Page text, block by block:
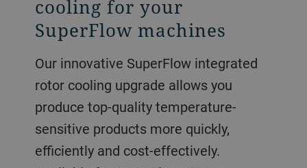
cooling for your
SuperFlow machines
Our innovative SuperFlow integrated
rotor cooling upgrade allows you
produce top-quality temperature-
sensitive products more quickly,
efficiently and cost-effectively.